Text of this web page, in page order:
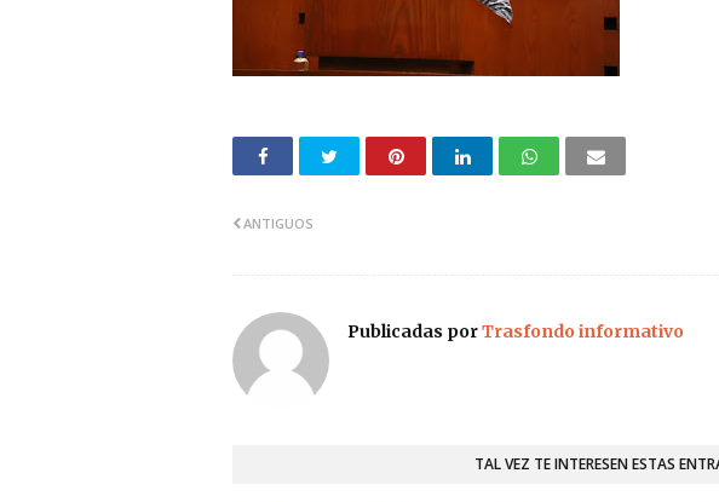
ANTIGUOS
Publicadas porTrasfondo informativo
TAL VEZ TE INTERESEN ESTAS